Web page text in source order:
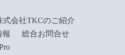
式会社TKCのご紹介
報
総合お問合せ